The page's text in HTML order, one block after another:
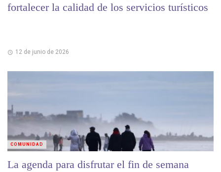
fortalecer la calidad de los servicios turísticos
12 de junio de 2026
La agenda para disfrutar el fin de semana
COMUNIDAD